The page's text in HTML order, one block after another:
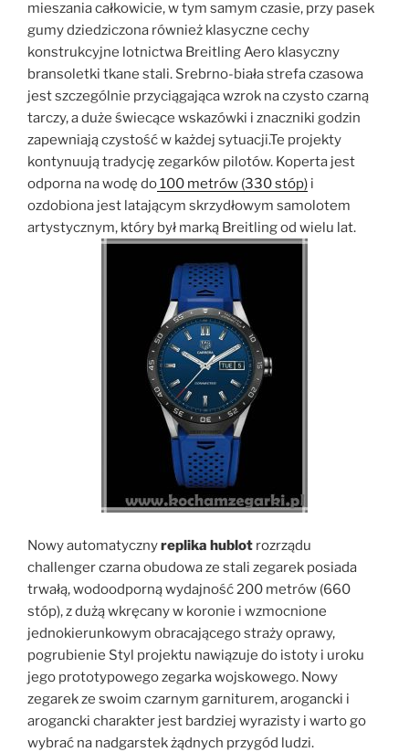
mieszania całkowicie, w tym samym czasie, przy pasek
gumy dziedziczona również klasyczne cechy
konstrukcyjne lotnictwa Breitling Aero klasyczny
bransoletki tkane stali. Srebrno-biała strefa czasowa
jest szczególnie przyciągająca wzrok na czysto czarną
tarczy, a duże świecące wskazówki i znaczniki godzin
zapewniają czystość w każdej sytuacji.Te projekty
kontynuują tradycję zegarków pilotów. Koperta jest
odporna na wodę do100 metrów (330 stóp) i
ozdobiona jest latającym skrzydłowym samolotem
artystycznym, który był marką Breitling od wielu lat.
Nowy automatycznyreplika hublot rozrządu
challenger czarna obudowa ze stali zegarek posiada
trwałą, wodoodporną wydajność 200 metrów (660
stóp), z dużą wkręcany w koronie i wzmocnione
jednokierunkowym obracającego straży oprawy,
pogrubienie Styl projektu nawiązuje do istoty i uroku
jego prototypowego zegarka wojskowego. Nowy
zegarek ze swoim czarnym garniturem, arogancki i
arogancki charakter jest bardziej wyrazisty i warto go
wybrać na nadgarstek żądnych przygód ludzi.